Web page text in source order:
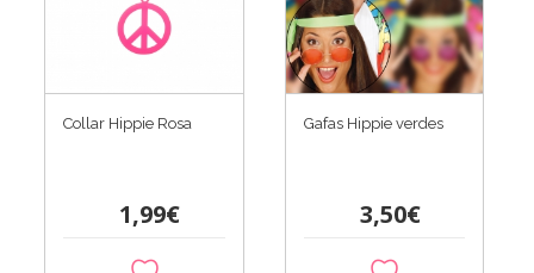
Collar Hippie Rosa
1,99€
Gafas Hippie verdes
3,50€